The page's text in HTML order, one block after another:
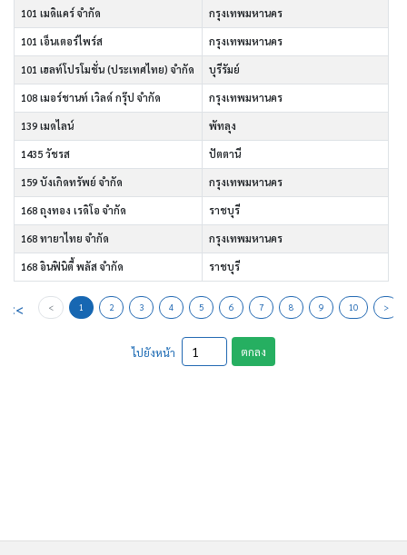
101 เมดิแคร์ จำกัด กรุงเทพมหานคร
101 เอ็นเตอร์ไพร์ส กรุงเทพมหานคร
101 เฮลท์โปรโมชั่น (ประเทศไทย) จำกัด บุรีรัมย์
108 เมอร์ชานท์ เวิลด์ กรุ๊ป จำกัด กรุงเทพมหานคร
139 เมดไลน์ พัทลุง
1435 วัชรส ปัตตานี
159 บังเกิดทรัพย์ จำกัด กรุงเทพมหานคร
168 ถุงทอง เรดิโอ จำกัด ราชบุรี
168 ทายาไทย จำกัด กรุงเทพมหานคร
168 อินฟินิตี้ พลัส จำกัด ราชบุรี
<< < 1 2 3 4 5 6 7 8 9 10 >
ไปยังหน้า ตกลง